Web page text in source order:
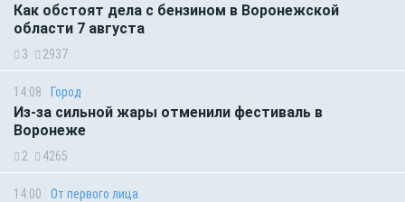
Как обстоят дела с бензином в Воронежской
области 7 августа
3 2937
14:08 Город
Из-за сильной жары отменили фестиваль в
Воронеже
2 4265
14:00 От первого лица